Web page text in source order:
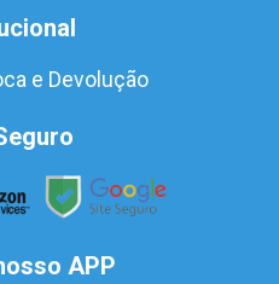
e Devolução
APP